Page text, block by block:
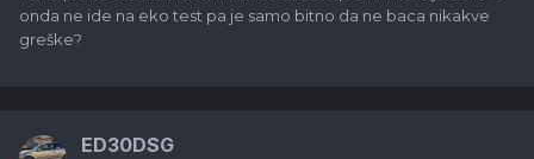
onda ne ide na eko test pa je samo bitno da ne baca nikakve
greške?
ED30DSG